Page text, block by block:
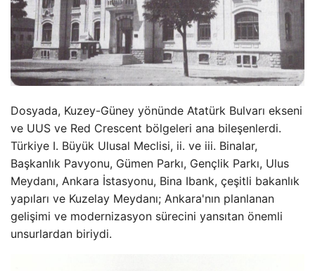
Dosyada, Kuzey-Güney yönünde Atatürk Bulvarı ekseni
ve UUS ve Red Crescent bölgeleri ana bileşenlerdi.
Türkiye I. Büyük Ulusal Meclisi, ii. ve iii. Binalar,
Başkanlık Pavyonu, Gümen Parkı, Gençlik Parkı, Ulus
Meydanı, Ankara İstasyonu, Bina Ibank, çeşitli bakanlık
yapıları ve Kuzelay Meydanı; Ankara'nın planlanan
gelişimi ve modernizasyon sürecini yansıtan önemli
unsurlardan biriydi.